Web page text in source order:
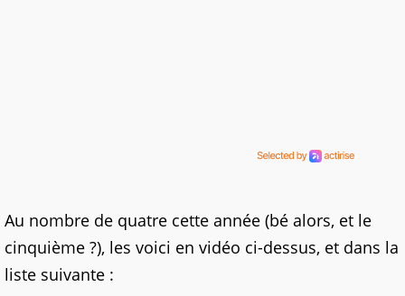
Au nombre de quatre cette année (bé alors, et le
cinquième ?), les voici en vidéo ci-dessus, et dans la
liste suivante :